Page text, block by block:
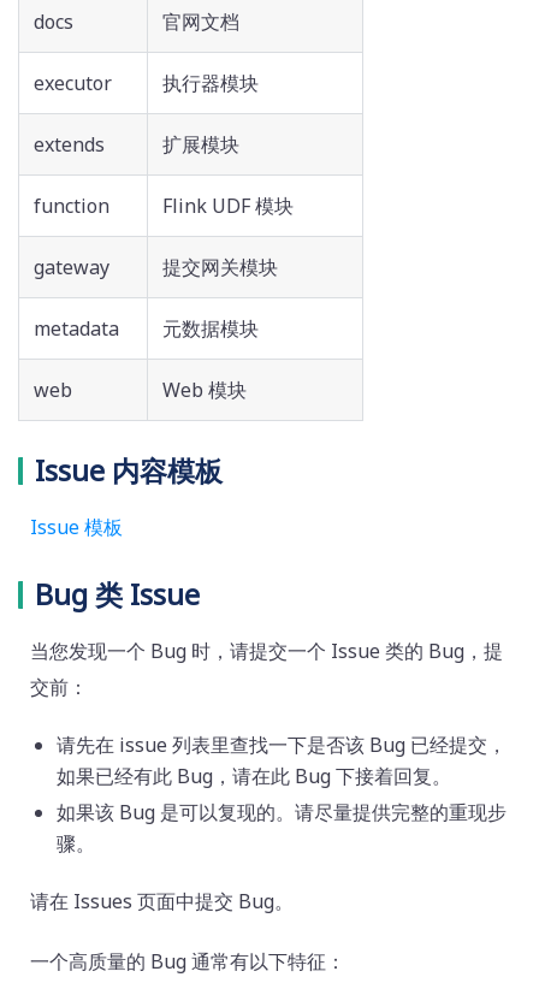
docs 官网文档
executor 执行器模块
extends 扩展模块
function Flink UDF 模块
gateway 提交网关模块
metadata 元数据模块
web Web 模块
Issue 内容模板
Issue 模板
Bug 类 Issue
当您发现一个 Bug 时，请提交一个 Issue 类的 Bug，提
交前：
请先在 issue 列表里查找一下是否该 Bug 已经提交，
如果已经有此 Bug，请在此 Bug 下接着回复。
如果该 Bug 是可以复现的。请尽量提供完整的重现步
骤。
请在 Issues 页面中提交 Bug。
一个高质量的 Bug 通常有以下特征：